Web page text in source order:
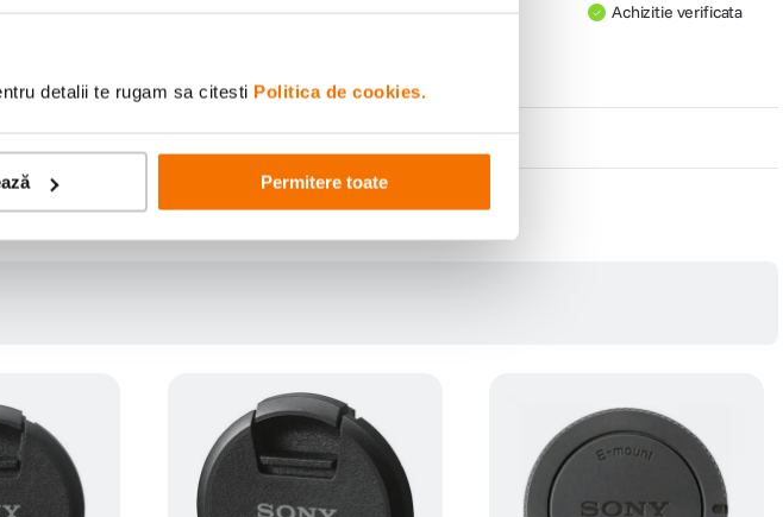
detalii te rugam sa citesti Politica de cookies.
Permitere toate
Achizitie verificata